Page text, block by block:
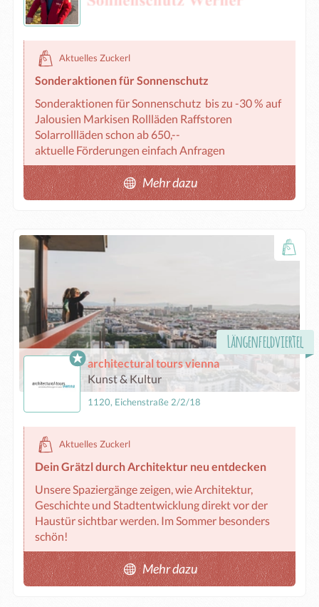
Aktuelles Zuckerl
Sonderaktionen für Sonnenschutz
Sonderaktionen für Sonnenschutz  bis zu -30 % auf
Jalousien Markisen Rollläden Raffstoren
Solarrollläden schon ab 650,--
aktuelle Förderungen einfach Anfragen
Mehr dazu
Längenfeldviertel
architectural tours vienna
Kunst & Kultur
1120, Eichenstraße 2/2/18
Aktuelles Zuckerl
Dein Grätzl durch Architektur neu entdecken
Unsere Spaziergänge zeigen, wie Architektur,
Geschichte und Stadtentwicklung direkt vor der
Haustür sichtbar werden. Im Sommer besonders
schön!
Mehr dazu